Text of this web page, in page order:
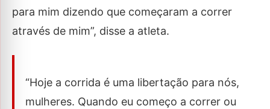
para mim dizendo que começaram a correr
através de mim”, disse a atleta.
“Hoje a corrida é uma libertação para nós,
mulheres. Quando eu começo a correr ou